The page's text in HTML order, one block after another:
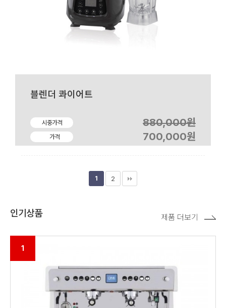
블렌더 콰이어트
시중가격 880,000원
가격 700,000원
1 2
인기상품
1
제품 더보기